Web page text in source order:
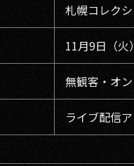
札幌コレク
11月9日（火
無観客・オ
ライブ配信